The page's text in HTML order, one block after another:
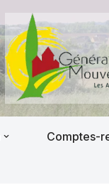
Comptes-